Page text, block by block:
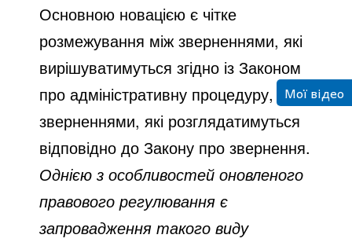
Основною новацією є чітке
розмежування між зверненнями, які
вирішуватимуться згідно із Законом
про адміністративну процедуру, і
зверненнями, які розглядатимуться
відповідно до Закону про звернення.
Однією з особливостей оновленого
правового регулювання є
запровадження такого виду
Мої відео